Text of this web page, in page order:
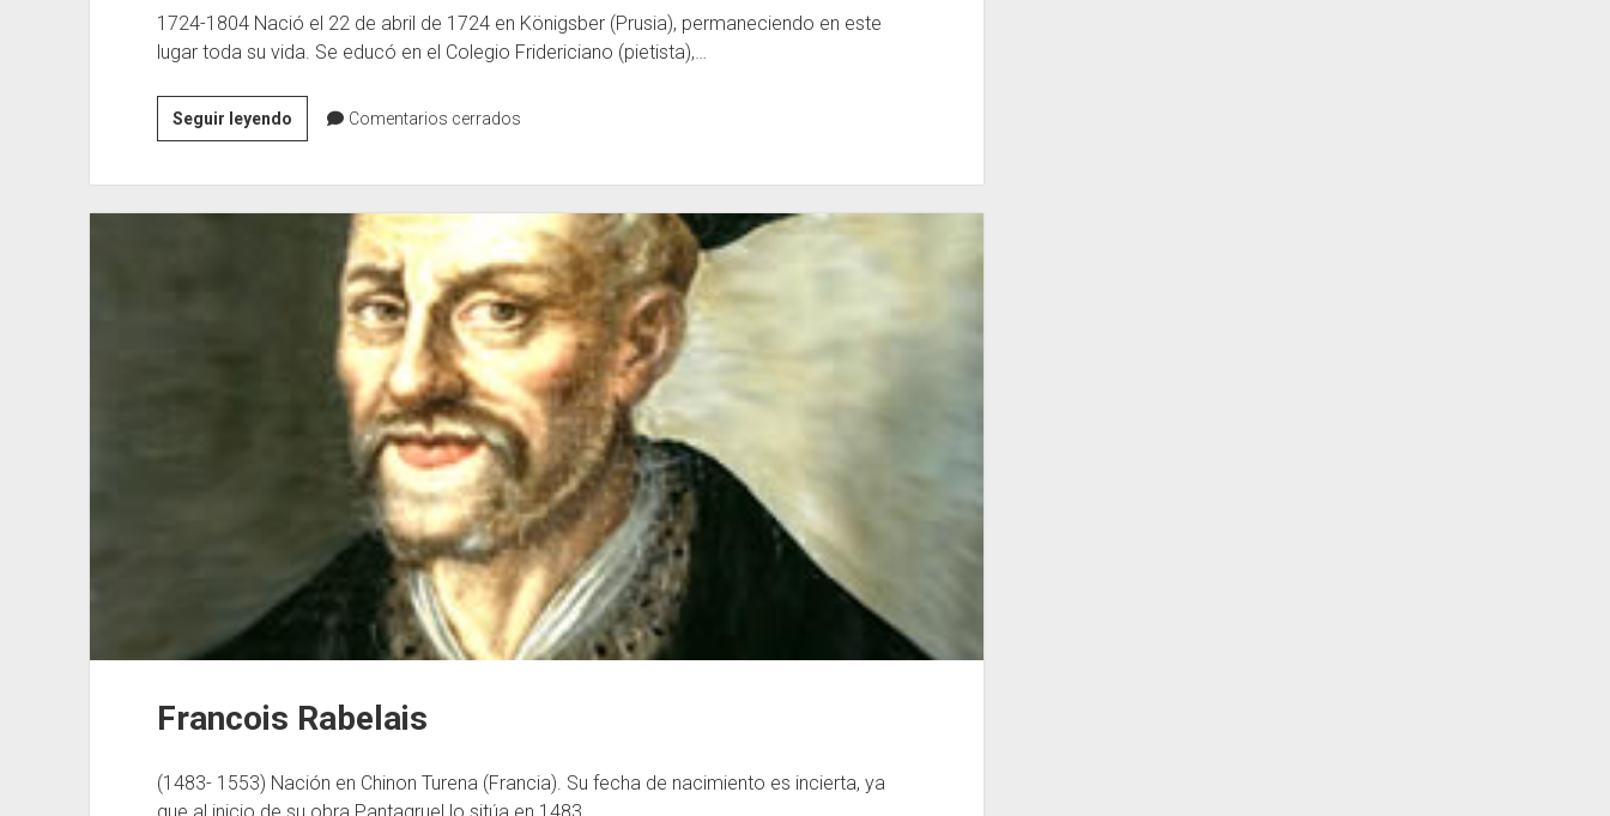
1724-1804 Nació el 22 de abril de 1724 en Königsber (Prusia), permaneciendo en este
lugar toda su vida. Se educó en el Colegio Fridericiano (pietista),…
Seguir leyendoImmanuel
Kant
Comentarios cerrados
Francois Rabelais
(1483- 1553) Nación en Chinon Turena (Francia). Su fecha de nacimiento es incierta, ya